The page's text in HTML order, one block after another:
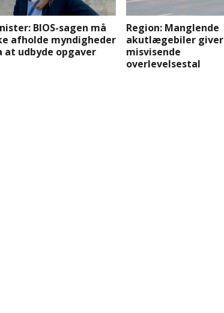
BIOS-sagen må
afholde myndigheder
at udbyde opgaver
Region: Manglende
akutlægebiler giver
misvisende
overlevelsestal